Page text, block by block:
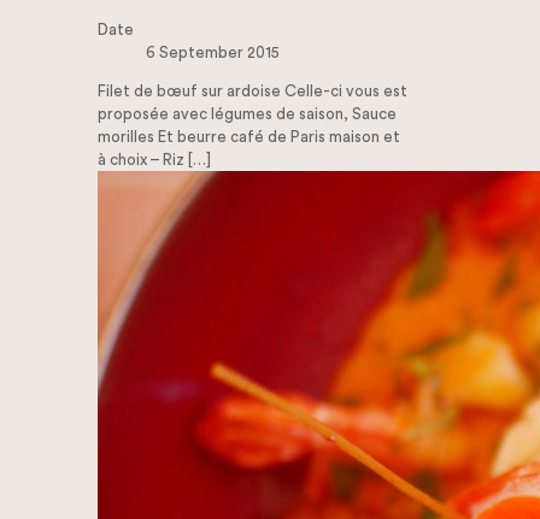
Date
6 September 2015
Filet de bœuf sur ardoise Celle-ci vous est
proposée avec légumes de saison, Sauce
morilles Et beurre café de Paris maison et
à choix – Riz […]